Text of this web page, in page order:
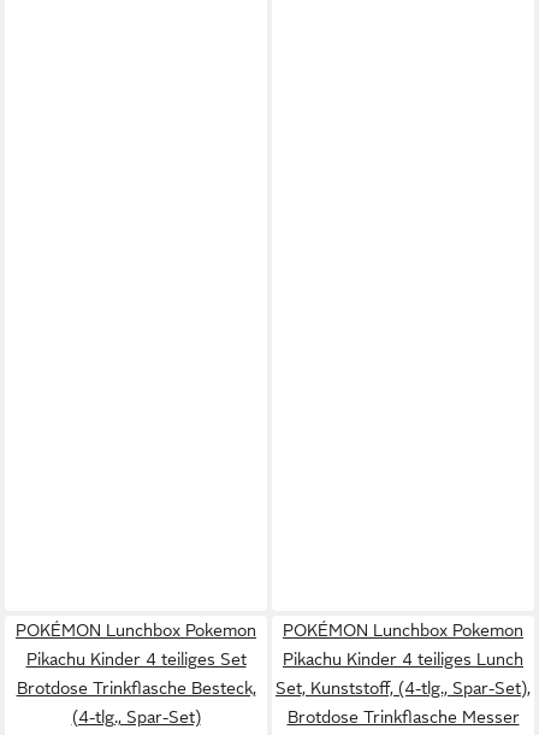
POKÉMON Lunchbox Pokemon
Pikachu Kinder 4 teiliges Set
Brotdose Trinkflasche Besteck,
(4-tlg., Spar-Set)
POKÉMON Lunchbox Pokemon
Pikachu Kinder 4 teiliges Lunch
Set, Kunststoff, (4-tlg., Spar-Set),
Brotdose Trinkflasche Messer